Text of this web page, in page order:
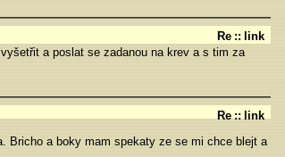
Re :: link
a poslat se zadanou na krev a s tim za
Re :: link
Bricho a boky mam spekaty ze se mi chce blejt a